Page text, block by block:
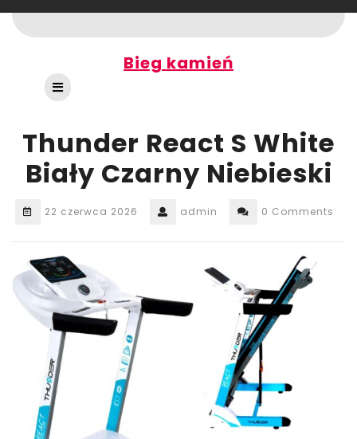
to
content
Bieg kamień
Open
Button
Thunder React S White
Biały Czarny Niebieski
22 czerwca 2026 admin 0 Comments